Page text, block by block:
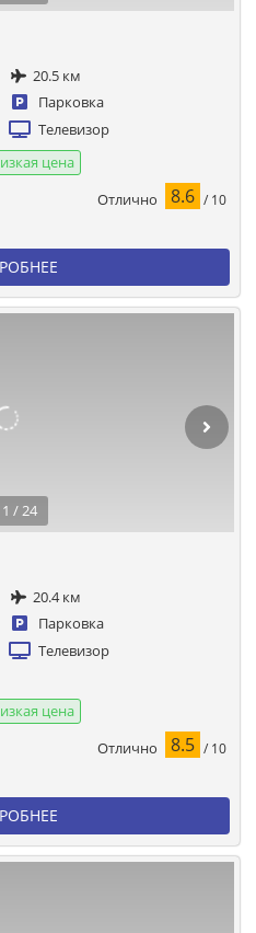
20.5 км
Парковка
Телевизор
цена
Отлично 8.6 / 10
1 / 24
20.4 км
Парковка
Телевизор
цена
Отлично 8.5 / 10